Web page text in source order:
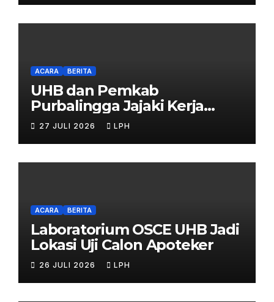
ACARA BERITA
UHB dan Pemkab
Purbalingga Jajaki Kerja
Sama Strategis
27 JULI 2026 LPH
ACARA BERITA
Laboratorium OSCE UHB Jadi
Lokasi Uji Calon Apoteker
26 JULI 2026 LPH